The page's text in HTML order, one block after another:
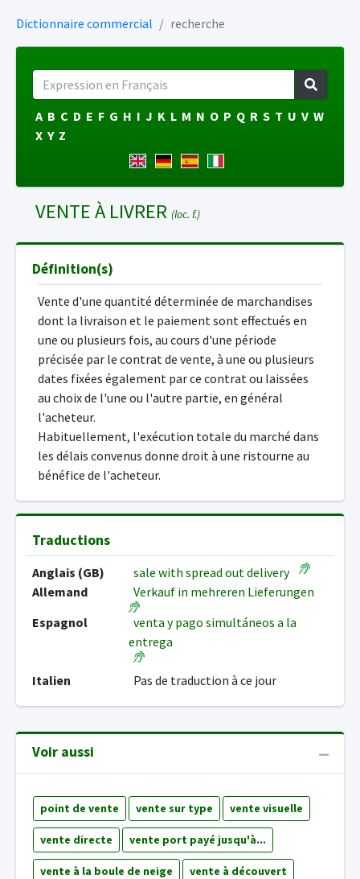
Dictionnaire commercial recherche
A B C D E F G H I J K L M N O P Q R S T U V W
X Y Z
VENTE À LIVRER (loc. f.)
Définition(s)
Vente d'une quantité déterminée de marchandises
dont la livraison et le paiement sont effectués en
une ou plusieurs fois, au cours d'une période
précisée par le contrat de vente, à une ou plusieurs
dates fixées également par ce contrat ou laissées
au choix de l'une ou l'autre partie, en général
l'acheteur.
Habituellement, l'exécution totale du marché dans
les délais convenus donne droit à une ristourne au
bénéfice de l'acheteur.
Traductions
Anglais (GB)
sale with spread out delivery
Allemand
Verkauf in mehreren Lieferungen
Espagnol
venta y pago simultáneos a la
entrega
Italien Pas de traduction à ce jour
Voir aussi
point de vente vente sur type vente visuelle
vente directe vente port payé jusqu'à...
vente à la boule de neige vente à découvert